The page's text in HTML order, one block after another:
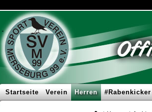
Startseite Verein Herren #Rabenkicker